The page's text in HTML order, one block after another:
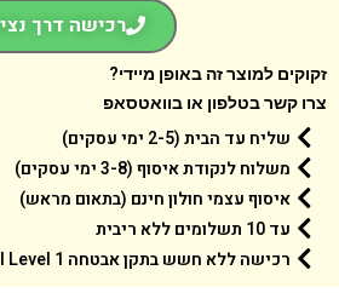
רכישה דרך נציג
למוצר זה באופן מיידי?
קשר בטלפון או בוואטסאפ
שליח עד הבית (2-5 ימי עסקים)
משלוח לנקודת איסוף (3-8 ימי עסקים)
איסוף עצמי חולון חינם (בתאום מראש)
עד 10 תשלומים ללא ריבית
רכישה ללא חשש בתקן אבטחה 1 PCI Level